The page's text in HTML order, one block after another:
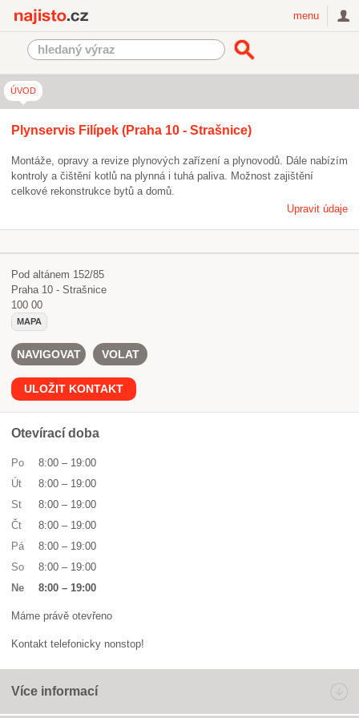
menu
ÚVOD
Plynservis Filípek (Praha 10 - Strašnice)
Montáže, opravy a revize plynových zařízení a plynovodů. Dále nabízím
kontroly a čištění kotlů na plynná i tuhá paliva. Možnost zajištění
celkové rekonstrukce bytů a domů.
Upravit údaje
Pod altánem 152/85
Praha 10 - Strašnice
100 00
MAPA
NAVIGOVAT VOLAT
ULOŽIT KONTAKT
Otevírací doba
Po 8:00 – 19:00
Út
8:00 – 19:00
St
8:00 – 19:00
Čt
8:00 – 19:00
Pá
8:00 – 19:00
So
8:00 – 19:00
Ne
8:00 – 19:00
Máme právě otevřeno
Kontakt telefonicky nonstop!
Více informací